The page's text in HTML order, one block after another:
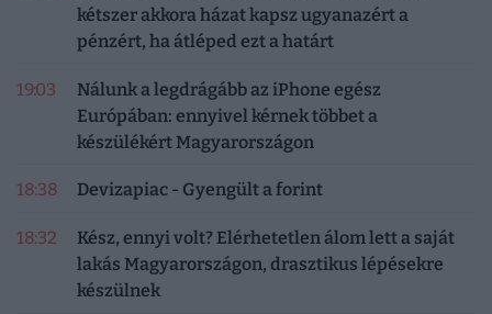
kétszer akkora házat kapsz ugyanazért a
pénzért, ha átléped ezt a határt
19:03
Nálunk a legdrágább az iPhone egész
Európában: ennyivel kérnek többet a
készülékért Magyarországon
18:38 Devizapiac - Gyengült a forint
18:32
Kész, ennyi volt? Elérhetetlen álom lett a saját
lakás Magyarországon, drasztikus lépésekre
készülnek